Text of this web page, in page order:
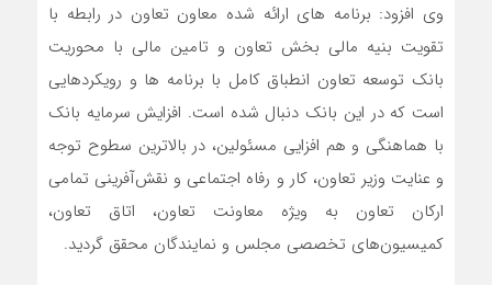
وی افزود: برنامه های ارائه شده معاون تعاون در رابطه با
تقویت بنیه مالی بخش تعاون و تامین مالی با محوریت
بانک توسعه تعاون انطباق کامل با برنامه ها و رویکردهایی
است که در این بانک دنبال شده است. افزایش سرمایه بانک
با هماهنگی و هم افزایی مسئولین، در بالاترین سطوح توجه
و عنایت وزیر تعاون، کار و رفاه اجتماعی و نقش‌آفرینی تمامی
ارکان تعاون به ویژه معاونت تعاون، اتاق تعاون،
کمیسیون‌های تخصصی مجلس و نمایندگان محقق گردید.